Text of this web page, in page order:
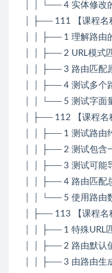
│ │ └── 4 实体修改
│ ├── 111 【课程名
│ │ ├── 1 理解路由
│ │ ├── 2 URL模式
│ │ ├── 3 路由匹配
│ │ ├── 4 测试多个
│ │ └── 5 测试字面
│ ├── 112 【课程名
│ │ ├── 1 测试路由
│ │ ├── 2 测试包含
│ │ ├── 3 测试可能
│ │ ├── 4 路由匹配
│ │ └── 5 使用路由
│ ├── 113 【课程名
│ │ ├── 1 特殊URL
│ │ ├── 2 路由默认
│ │ ├── 3 由路由生